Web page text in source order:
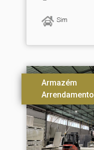
Sim
Armazém
Arrendamento